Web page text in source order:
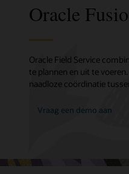
Oracle
Oracle Field Service
te plannen en uit te
naadloze coördinatie
Vraag een demo aan